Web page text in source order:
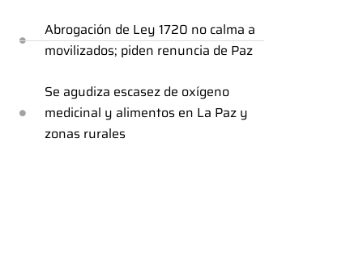
Abrogación de Ley 1720 no calma a
movilizados; piden renuncia de Paz
Se agudiza escasez de oxígeno
medicinal y alimentos en La Paz y
zonas rurales